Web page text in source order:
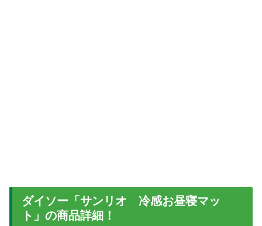
ダイソー「サンリオ 冷感お昼寝マッ
ト」の商品詳細！